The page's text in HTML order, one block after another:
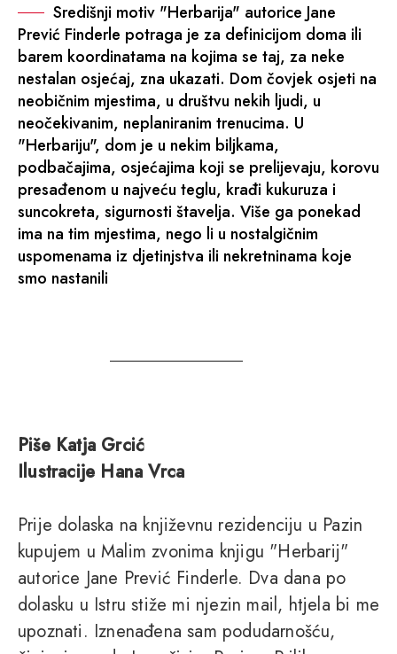
Središnji motiv "Herbarija" autorice Jane
Prević Finderle potraga je za definicijom doma ili
barem koordinatama na kojima se taj, za neke
nestalan osjećaj, zna ukazati. Dom čovjek osjeti na
neobičnim mjestima, u društvu nekih ljudi, u
neočekivanim, neplaniranim trenucima. U
"Herbariju", dom je u nekim biljkama,
podbačajima, osjećajima koji se prelijevaju, korovu
presađenom u najveću teglu, krađi kukuruza i
suncokreta, sigurnosti štavelja. Više ga ponekad
ima na tim mjestima, nego li u nostalgičnim
uspomenama iz djetinjstva ili nekretninama koje
smo nastanili
Piše Katja Grcić
Ilustracije Hana Vrca
Prije dolaska na književnu rezidenciju u Pazin
kupujem u Malim zvonima knjigu "Herbarij"
autorice Jane Prević Finderle. Dva dana po
dolasku u Istru stiže mi njezin mail, htjela bi me
upoznati. Iznenađena sam podudarnošću,